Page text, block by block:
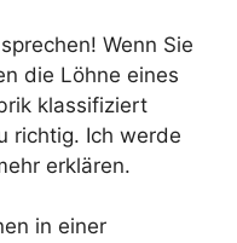
Wenn Sie
die Löhne eines
klassifiziert
richtig. Ich werde
erklären.
in einer